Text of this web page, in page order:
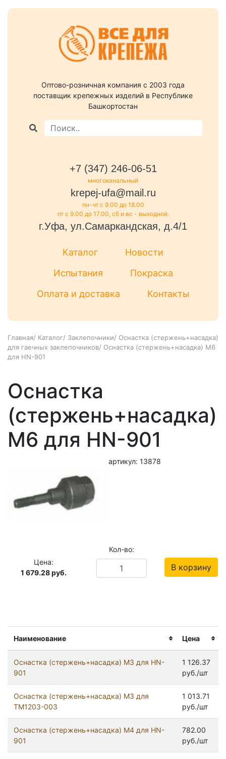
Оптово-розничная компания c 2003 года
поставщик крепежных изделий в Республике
Башкортостан
+7 (347) 246-06-51
многоканальный
krepej-ufa@mail.ru
пн-чт с 9.00 до 18.00
пт с 9.00 до 17.00, сб и вс - выходной.
г.Уфа, ул.Самаркандская, д.4/1
Каталог
Новости
Испытания
Покраска
Оплата и доставка
Контакты
Главная/ Каталог/ Заклепочники/ Оснастка (стержень+насадка)
для гаечных заклепочников/ Оснастка (стержень+насадка) М6
для HN-901
Наименование Цена
Оснастка (стержень+насадка) М3 для HN-
901
1 126.37
руб./шт
Оснастка (стержень+насадка) М3 для
ТМ1203-003
1 013.71
руб./шт
Оснастка (стержень+насадка) М4 для HN-
901
782.00
руб./шт
Оснастка
(стержень+насадка)
М6 для HN-901
артикул: 13878
Цена:
1 679.28 руб.
Кол-во:
В корзину